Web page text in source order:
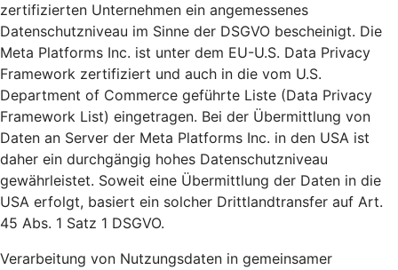
zertifizierten Unternehmen ein angemessenes
Datenschutzniveau im Sinne der DSGVO bescheinigt. Die
Meta Platforms Inc. ist unter dem EU-U.S. Data Privacy
Framework zertifiziert und auch in die vom U.S.
Department of Commerce geführte Liste (Data Privacy
Framework List) eingetragen. Bei der Übermittlung von
Daten an Server der Meta Platforms Inc. in den USA ist
daher ein durchgängig hohes Datenschutzniveau
gewährleistet. Soweit eine Übermittlung der Daten in die
USA erfolgt, basiert ein solcher Drittlandtransfer auf Art.
45 Abs. 1 Satz 1 DSGVO.
Verarbeitung von Nutzungsdaten in gemeinsamer